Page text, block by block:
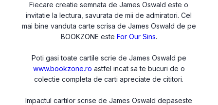
Fiecare creatie semnata de James Oswald este o
invitatie la lectura, savurata de mii de admiratori. Cel
mai bine vanduta carte scrisa de James Oswald de pe
BOOKZONE este For Our Sins.
Poti gasi toate cartile scrie de James Oswald pe
www.bookzone.ro astfel incat sa te bucuri de o
colectie completa de carti apreciate de cititori.
Impactul cartilor scrise de James Oswald depaseste